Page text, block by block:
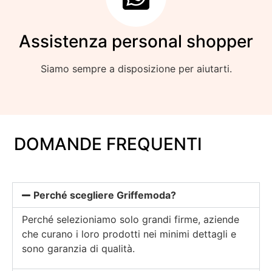
Assistenza personal shopper
Siamo sempre a disposizione per aiutarti.
DOMANDE FREQUENTI
Perché scegliere Griffemoda?
Perché selezioniamo solo grandi firme, aziende
che curano i loro prodotti nei minimi dettagli e
sono garanzia di qualità.